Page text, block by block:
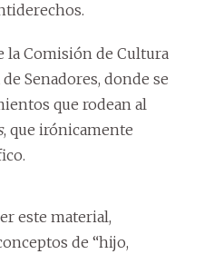
la Comisión de Cultura
Senadores, donde se
que rodean al
, que irónicamente
este material,
de “hijo,